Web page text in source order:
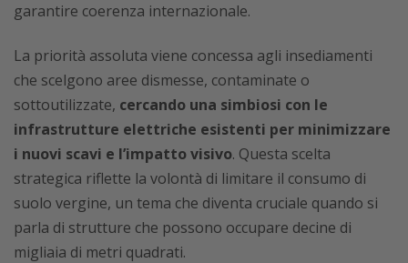
garantire coerenza internazionale.
La priorità assoluta viene concessa agli insediamenti
che scelgono aree dismesse, contaminate o
sottoutilizzate, cercando una simbiosi con le
infrastrutture elettriche esistenti per minimizzare
i nuovi scavi e l’impatto visivo. Questa scelta
strategica riflette la volontà di limitare il consumo di
suolo vergine, un tema che diventa cruciale quando si
parla di strutture che possono occupare decine di
migliaia di metri quadrati.